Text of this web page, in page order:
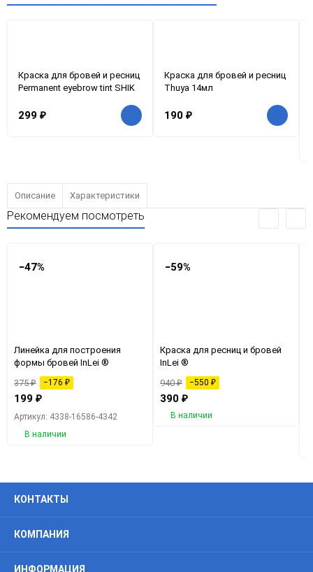
Краска для бровей и ресниц
Permanent eyebrow tint SHIK
299 ₽
Краска для бровей и ресниц
Thuya 14мл
190 ₽
Описание Характеристики
Рекомендуем посмотреть
−47%
Линейка для построения
формы бровей InLei ®
375₽ −176 ₽
199 ₽
Артикул: 4338-16586-4342
В наличии
−59%
Краска для ресниц и бровей
InLei ®
940₽ −550 ₽
390 ₽
В наличии
КОНТАКТЫ
КОМПАНИЯ
ИНФОРМАЦИЯ